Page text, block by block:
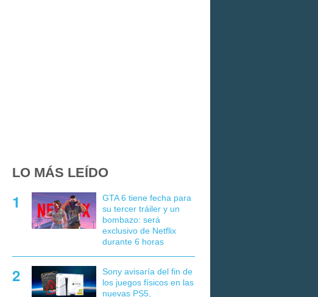
LO MÁS LEÍDO
GTA 6 tiene fecha para
su tercer tráiler y un
bombazo: será
exclusivo de Netflix
durante 6 horas
Sony avisaría del fin de
los juegos físicos en las
nuevas PS5,